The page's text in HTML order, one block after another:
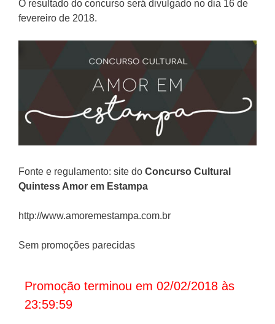
O resultado do concurso será divulgado no dia 16 de
fevereiro de 2018.
Fonte e regulamento: site do Concurso Cultural
Quintess Amor em Estampa
http://www.amoremestampa.com.br
Sem promoções parecidas
Promoção terminou em 02/02/2018 às
23:59:59